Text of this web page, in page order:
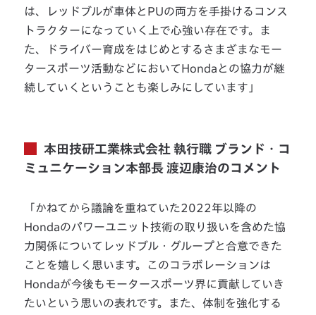
は、レッドブルが車体とPUの両方を手掛けるコンス
トラクターになっていく上で心強い存在です。ま
た、ドライバー育成をはじめとするさまざまなモー
タースポーツ活動などにおいてHondaとの協力が継
続していくということも楽しみにしています」
本田技研工業株式会社 執行職 ブランド・コ
ミュニケーション本部長 渡辺康治のコメント
「かねてから議論を重ねていた2022年以降の
Hondaのパワーユニット技術の取り扱いを含めた協
力関係についてレッドブル・グループと合意できた
ことを嬉しく思います。このコラボレーションは
Hondaが今後もモータースポーツ界に貢献していき
たいという思いの表れです。また、体制を強化する